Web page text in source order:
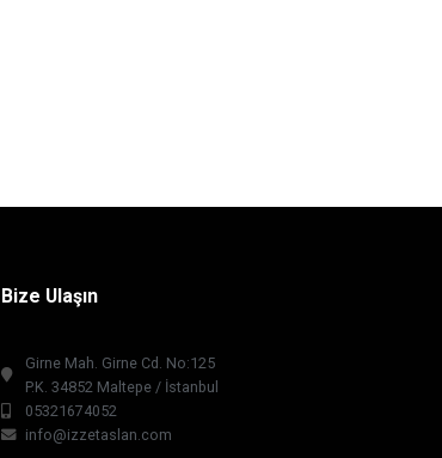
Bize Ulaşın
Girne Mah. Girne Cd. No:125
P.K. 34852 Maltepe / İstanbul
05321674052
info@izzetaslan.com